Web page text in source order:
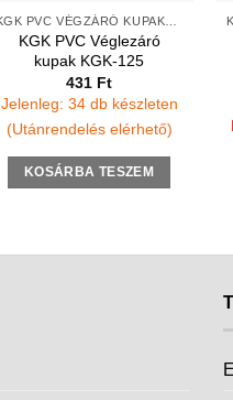
KGK PVC Véglezáró
kupak KGK-125
431 Ft
Jelenleg: 34 db készleten
(Utánrendelés elérhető)
KOSÁRBA TESZEM